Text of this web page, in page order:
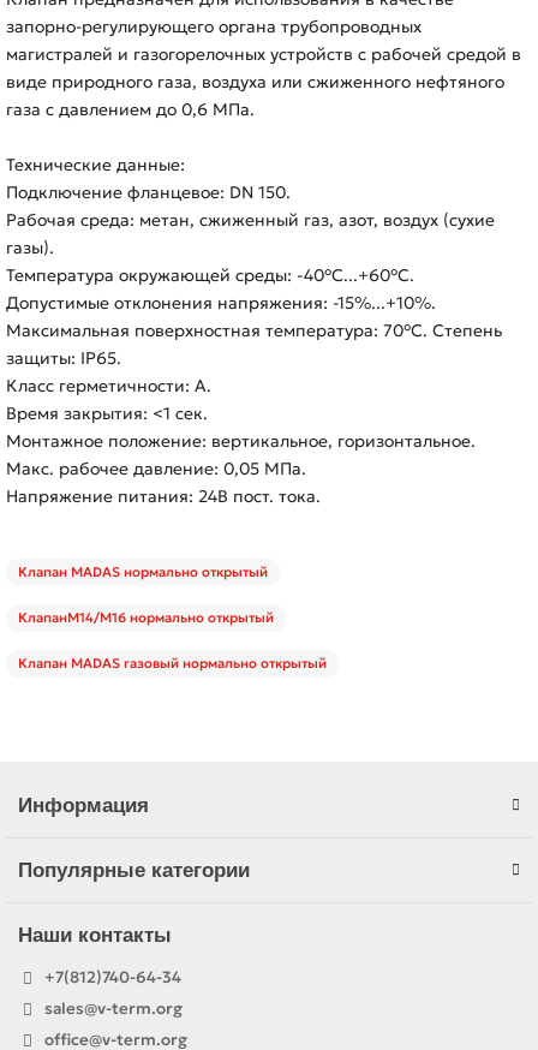
запорно-регулирующего органа трубопроводных
магистралей и газогорелочных устройств с рабочей средой в
виде природного газа, воздуха или сжиженного нефтяного
газа с давлением до 0,6 МПа.
Технические данные:
Подключение фланцевое: DN 150.
Рабочая среда: метан, сжиженный газ, азот, воздух (сухие
газы).
Температура окружающей среды: -40°C...+60°C.
Допустимые отклонения напряжения: -15%...+10%.
Максимальная поверхностная температура: 70°C. Степень
защиты: IP65.
Класс герметичности: А.
Время закрытия: <1 сек.
Монтажное положение: вертикальное, горизонтальное.
Макс. рабочее давление: 0,05 МПа.
Напряжение питания: 24В пост. тока.
Клапан MADAS нормально открытый
КлапанM14/M16 нормально открытый
Клапан MADAS газовый нормально открытый
Информация
Популярные категории
Наши контакты
+7(812)740-64-34
sales@v-term.org
office@v-term.org